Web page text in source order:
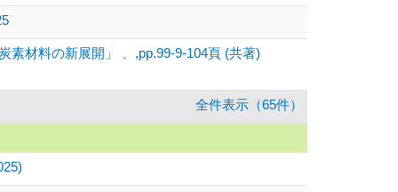
素材料の新展開」 、,pp.99-9-104頁 (共著)
全件表示（65件）